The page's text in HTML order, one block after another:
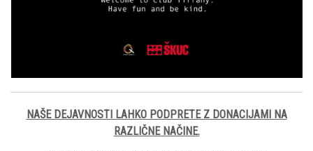
NAŠE DEJAVNOSTI LAHKO PODPRETE Z DONACIJAMI NA
RAZLIČNE NAČINE.